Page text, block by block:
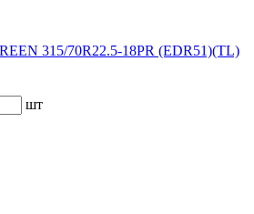
315/70R22.5-18PR (EDR51)(TL)
шт